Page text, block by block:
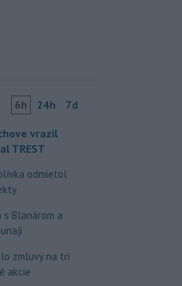
6h 24h 7d
vrazil
TREST
odmietol
Blanárom a
zmluvy na tri
akcie